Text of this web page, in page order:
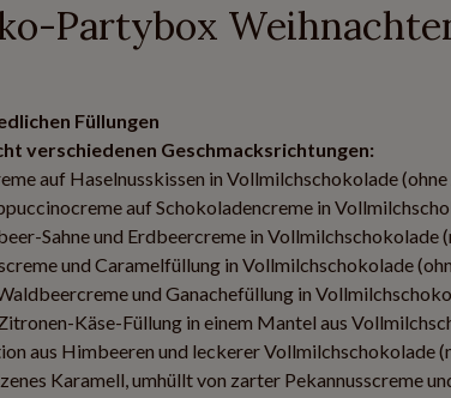
Partybox
Füllungen
verschiedenen Geschmacksrichtungen:
auf Haselnusskissen in Vollmilchschokolade
auf Schokoladencreme in
Sahne und Erdbeercreme in Vollmilchschokolade
und Caramelfüllung in Vollmilchschokolade
und Ganachefüllung in
Käse-Füllung in einem Mantel aus
aus Himbeeren und leckerer Vollmilchschokolade
Karamell, umhüllt von zarter Pekannusscreme